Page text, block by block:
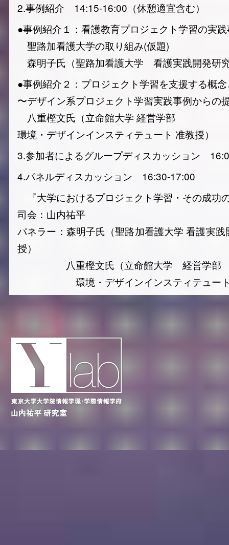
2.事例紹介 14:15-16:00（休憩適宜含む）
●事例紹介１：看護教育プロジェクト学習の実
聖路加看護大学の取り組み(仮題)
森明子氏（聖路加看護大学 看護実践開発研
●事例紹介２：プロジェクト学習を支援する概
〜デザイン系プロジェクト学習実践事例からの
八重樫文氏（立命館大学 経営学部
環境・デザインインスティテュート 准教授）
3.参加者によるグループディスカッション
4.パネルディスカッション 16:30-17:00
『大学におけるプロジェクト学習・その成功
司会：山内祐平
パネラー：森明子氏（聖路加看護大学 看護実
授）
八重樫文氏（立命館大学 経営学部
環境・デザインインスティテュート